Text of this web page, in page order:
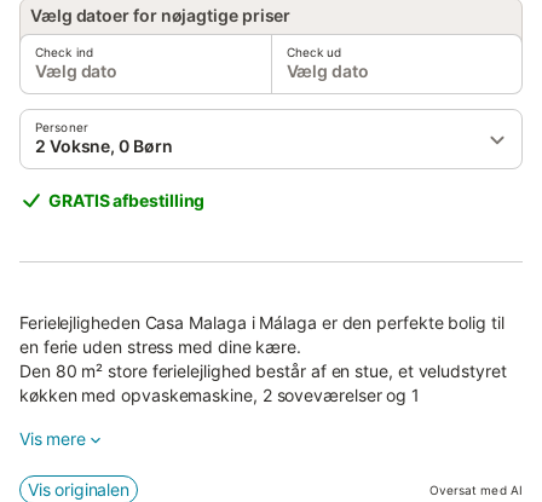
Vælg datoer for nøjagtige priser
Check ind
Vælg dato
Check ud
Vælg dato
Personer
2 Voksne, 0 Børn
GRATIS afbestilling
Ferielejligheden Casa Malaga i Málaga er den perfekte bolig til
en ferie uden stress med dine kære.
Den 80 m² store ferielejlighed består af en stue, et veludstyret
køkken med opvaskemaskine, 2 soveværelser og 1
Yderligere faciliteter omfatter Wi-Fi egnet til videoopkald,
Vis mere
Vis originalen Oversat med AI